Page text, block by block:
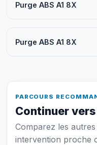
Purge ABS A1 8X
Purge ABS A1 8X
PARCOURS
Continuer
Comparez les
intervention proche